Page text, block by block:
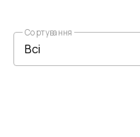
Сортування